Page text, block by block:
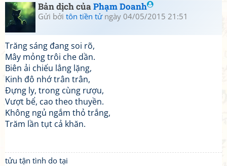
Bản dịch củaPhạm Doanh
Gửi bởi tôn tiền tửngày 04/05/2015 21:51
Trăng sáng đang soi rõ,
Mây mỏng trôi che dần.
Biên ải chiếu lẳng lặng,
Kinh đô nhớ trân trân,
Đựng ly, trong cùng rượu,
Vượt bể, cao theo thuyền.
Không ngủ ngắm thỏ trắng,
Trăm lần tụt cả khăn.
tửu tận tình do tại